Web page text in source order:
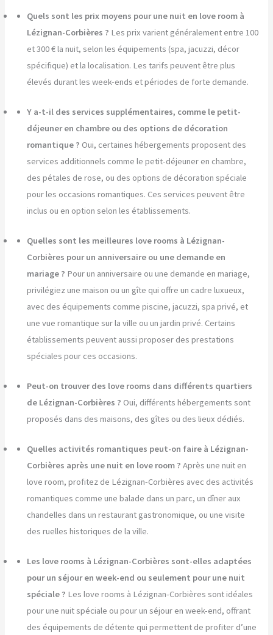
Quels sont les prix moyens pour une nuit en love room à
Lézignan-Corbières ? Les prix varient généralement entre 100
et 300 € la nuit, selon les équipements (spa, jacuzzi, décor
spécifique) et la localisation. Les tarifs peuvent être plus
élevés durant les week-ends et périodes de forte demande.
Y a-t-il des services supplémentaires, comme le petit-
déjeuner en chambre ou des options de décoration
romantique ? Oui, certaines hébergements proposent des
services additionnels comme le petit-déjeuner en chambre,
des pétales de rose, ou des options de décoration spéciale
pour les occasions romantiques. Ces services peuvent être
inclus ou en option selon les établissements.
Quelles sont les meilleures love rooms à Lézignan-
Corbières pour un anniversaire ou une demande en
mariage ? Pour un anniversaire ou une demande en mariage,
privilégiez une maison ou un gîte qui offre un cadre luxueux,
avec des équipements comme piscine, jacuzzi, spa privé, et
une vue romantique sur la ville ou un jardin privé. Certains
établissements peuvent aussi proposer des prestations
spéciales pour ces occasions.
Peut-on trouver des love rooms dans différents quartiers
de Lézignan-Corbières ? Oui, différents hébergements sont
proposés dans des maisons, des gîtes ou des lieux dédiés.
Quelles activités romantiques peut-on faire à Lézignan-
Corbières après une nuit en love room ? Après une nuit en
love room, profitez de Lézignan-Corbières avec des activités
romantiques comme une balade dans un parc, un dîner aux
chandelles dans un restaurant gastronomique, ou une visite
des ruelles historiques de la ville.
Les love rooms à Lézignan-Corbières sont-elles adaptées
pour un séjour en week-end ou seulement pour une nuit
spéciale ? Les love rooms à Lézignan-Corbières sont idéales
pour une nuit spéciale ou pour un séjour en week-end, offrant
des équipements de détente qui permettent de profiter d’une